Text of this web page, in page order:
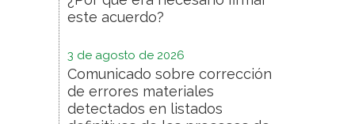
este acuerdo?
3 de agosto de 2026
Comunicado sobre corrección
de errores materiales
detectados en listados